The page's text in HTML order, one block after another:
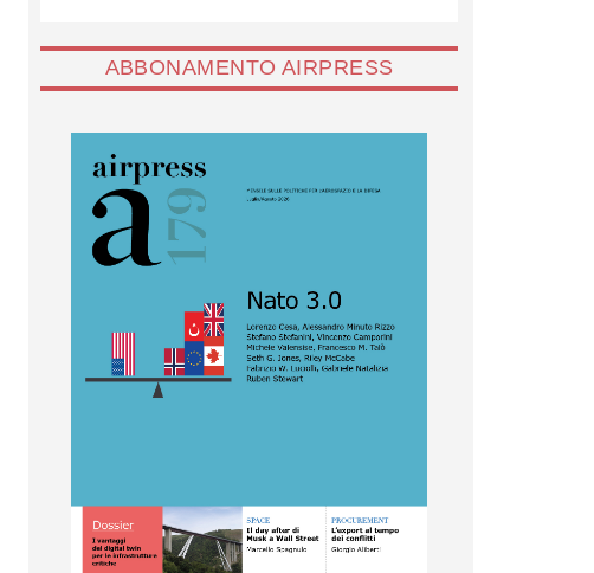
ABBONAMENTO AIRPRESS